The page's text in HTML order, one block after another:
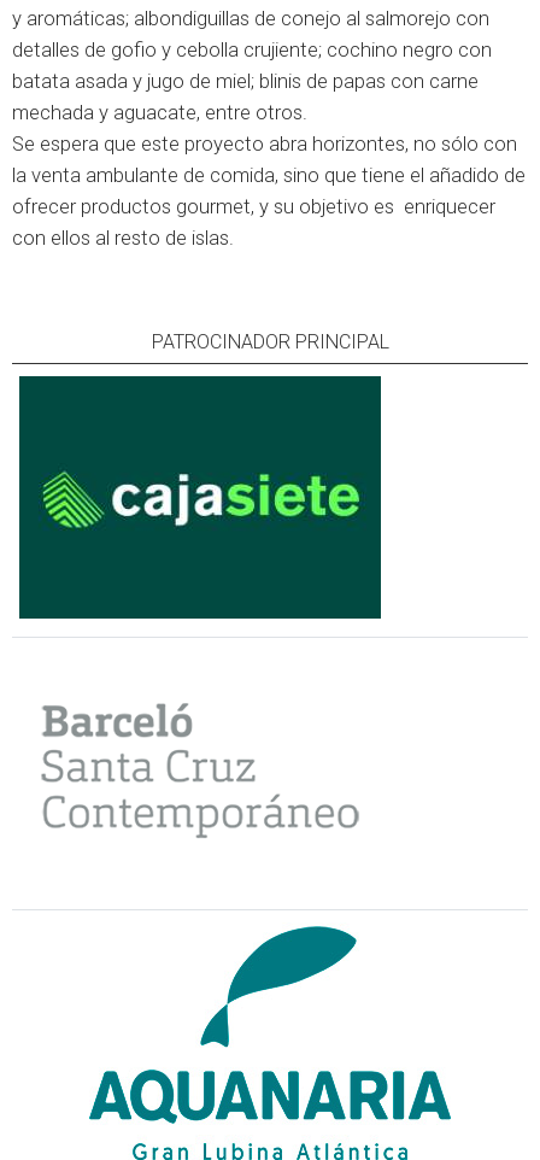
y aromáticas; albondiguillas de conejo al salmorejo con
detalles de gofio y cebolla crujiente; cochino negro con
batata asada y jugo de miel; blinis de papas con carne
mechada y aguacate, entre otros.
Se espera que este proyecto abra horizontes, no sólo con
la venta ambulante de comida, sino que tiene el añadido de
ofrecer productos gourmet, y su objetivo es enriquecer
con ellos al resto de islas.
PATROCINADOR PRINCIPAL